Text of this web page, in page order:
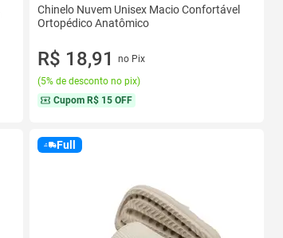
Chinelo Nuvem Unisex Macio Confortável
Ortopédico Anatômico
R$ 18,91
no Pix
(5% de desconto no pix)
Cupom R$ 15 OFF
Full